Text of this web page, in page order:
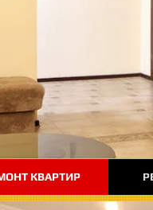
КВАРТИР